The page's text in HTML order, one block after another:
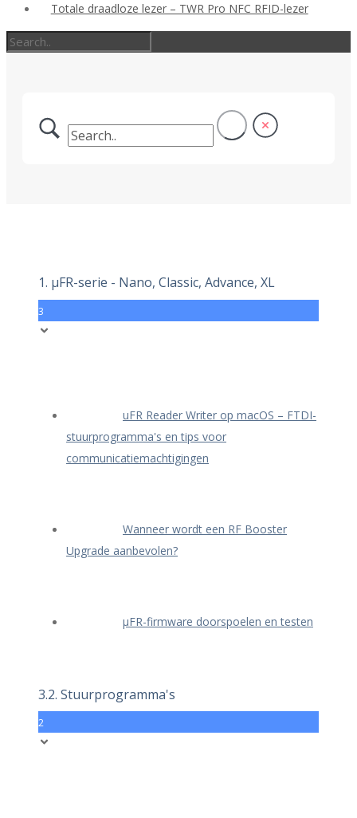
Totale draadloze lezer – TWR Pro NFC RFID-lezer
1. μFR-serie - Nano, Classic, Advance, XL
3
uFR Reader Writer op macOS – FTDI-
stuurprogramma's en tips voor
communicatiemachtigingen
Wanneer wordt een RF Booster
Upgrade aanbevolen?
μFR-firmware doorspoelen en testen
3.2. Stuurprogramma's
2